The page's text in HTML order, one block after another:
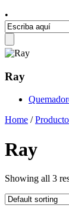
•
Ray
Home /
Ray
Showing all 3